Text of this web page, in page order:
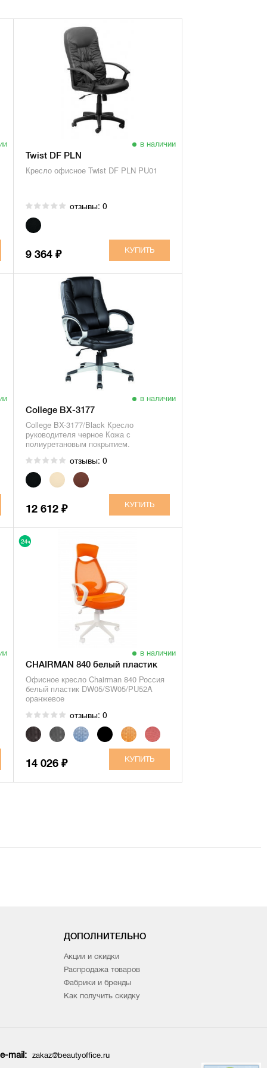
в наличии
Twist DF PLN
Кресло офисное Twist DF PLN PU01
отзывы: 0
9 364 ₽
в наличии
College BX-3177
College BX-3177/Black Кресло
руководителя черное Кожа с
полиуретановым покрытием.
отзывы: 0
12 612 ₽
в наличии
CHAIRMAN 840 белый пластик
Офисное кресло Chairman 840 Россия
белый пластик DW05/SW05/PU52A
оранжевое
отзывы: 0
14 026 ₽
ДОПОЛНИТЕЛЬНО
Акции и скидки
Распродажа товаров
Фабрики и бренды
Как получить скидку
e-mail: zakaz@beautyoffice.ru